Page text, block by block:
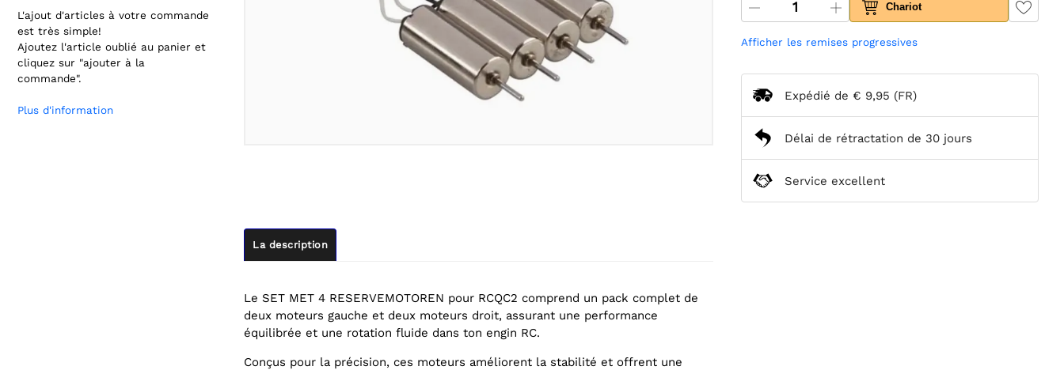
L'ajout d'articles à votre commande
est très simple!
Ajoutez l'article oublié au panier et
cliquez sur "ajouter à la
commande".
Plus d'information
La description
Le SET MET 4 RESERVEMOTOREN pour RCQC2 comprend un pack complet de
deux moteurs gauche et deux moteurs droit, assurant une performance
équilibrée et une rotation fluide dans ton engin RC.
Conçus pour la précision, ces moteurs améliorent la stabilité et offrent une
Chariot
Afficher les remises progressives
Expédié de € 9,95 (FR)
Délai de rétractation de 30 jours
Service excellent